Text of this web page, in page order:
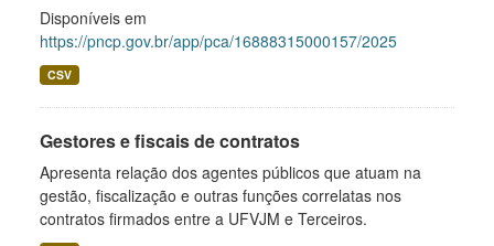
Disponíveis em
https://pncp.gov.br/app/pca/16888315000157/2025
CSV
Gestores e fiscais de contratos
Apresenta relação dos agentes públicos que atuam na
gestão, fiscalização e outras funções correlatas nos
contratos firmados entre a UFVJM e Terceiros.